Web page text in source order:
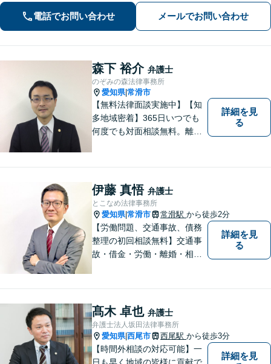
／労働問題／離婚／交通事故など幅広
く対応【夜間・休日面談可】【刈谷駅3
分】
電話でお問い合わせ メールでお問い合わせ
森下 裕介 弁護士
のぞみの森法律事務所
愛知県|常滑市
【無料法律面談実施中】【知
多地域密着】365日いつでも
何度でも対面相談無料。離
い。
詳細を見
る
伊藤 真悟 弁護士
とこなめ法律事務所
愛知県|常滑市 常滑駅 から徒歩2分
【労働問題、交通事故、債務
整理の初回相談無料】交通事
故・借金・労働・離婚・相続
町、東浦町、美浜町、南知多
町などでお困りの方がいまし
たらすぐにご相談ください。
詳細を見
る
髙木 卓也 弁護士
弁護士法人坂田法律事務所
愛知県|西尾市 西尾駅 から徒歩3分
【時間外相談の対応可能】一
日も早く地域の皆様に貢献で
詳細を見